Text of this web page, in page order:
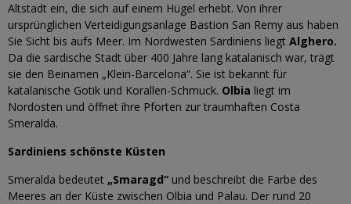
Altstadt ein, die sich auf einem Hügel erhebt. Von ihrer
ursprünglichen Verteidigungsanlage Bastion San Remy aus haben
Sie Sicht bis aufs Meer. Im Nordwesten Sardiniens liegt Alghero.
Da die sardische Stadt über 400 Jahre lang katalanisch war, trägt
sie den Beinamen „Klein-Barcelona“. Sie ist bekannt für
katalanische Gotik und Korallen-Schmuck. Olbia liegt im
Nordosten und öffnet ihre Pforten zur traumhaften Costa
Smeralda.
Sardiniens schönste Küsten
Smeralda bedeutet „Smaragd“ und beschreibt die Farbe des
Meeres an der Küste zwischen Olbia und Palau. Der rund 20